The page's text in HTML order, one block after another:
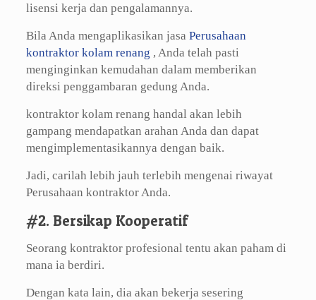
lisensi kerja dan pengalamannya.
Bila Anda mengaplikasikan jasa Perusahaan
kontraktor kolam renang , Anda telah pasti
menginginkan kemudahan dalam memberikan
direksi penggambaran gedung Anda.
kontraktor kolam renang handal akan lebih
gampang mendapatkan arahan Anda dan dapat
mengimplementasikannya dengan baik.
Jadi, carilah lebih jauh terlebih mengenai riwayat
Perusahaan kontraktor Anda.
#2. Bersikap Kooperatif
Seorang kontraktor profesional tentu akan paham di
mana ia berdiri.
Dengan kata lain, dia akan bekerja sesering